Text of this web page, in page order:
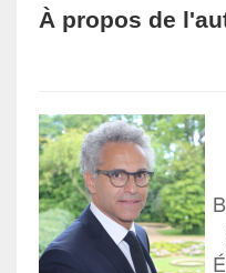
À propos de